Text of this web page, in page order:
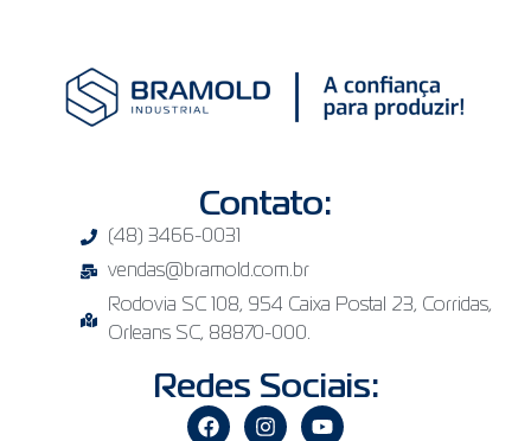
Contato:
(48) 3466-0031
vendas@bramold.com.br
Rodovia SC 108, 954 Caixa Postal 23, Corridas,
Orleans SC, 88870-000.
Redes Sociais: